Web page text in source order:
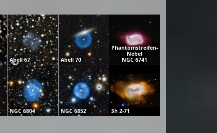
Abell 67 Abell 70
Phantomstreifen-
Nebel
NGC 6741
NGC 6804 NGC 6852 Sh 2-71